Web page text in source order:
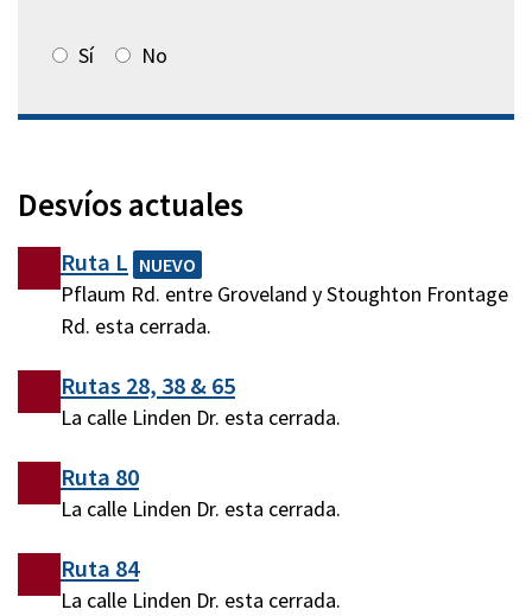
Sí No
Desvíos actuales
Ruta L NUEVO
Pflaum Rd. entre Groveland y Stoughton Frontage
Rd. esta cerrada.
Rutas 28, 38 & 65
La calle Linden Dr. esta cerrada.
Ruta 80
La calle Linden Dr. esta cerrada.
Ruta 84
La calle Linden Dr. esta cerrada.